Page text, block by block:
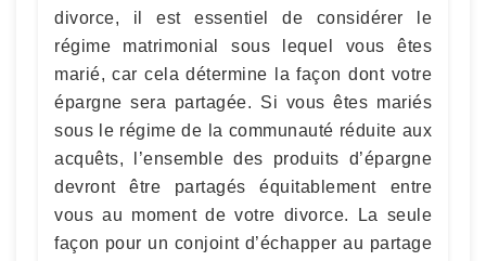
divorce, il est essentiel de considérer le
régime matrimonial sous lequel vous êtes
marié, car cela détermine la façon dont votre
épargne sera partagée. Si vous êtes mariés
sous le régime de la communauté réduite aux
acquêts, l’ensemble des produits d’épargne
devront être partagés équitablement entre
vous au moment de votre divorce. La seule
façon pour un conjoint d’échapper au partage